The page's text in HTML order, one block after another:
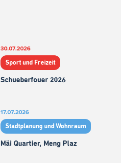
30.07.2026
Sport und Freizeit
Schueberfouer 2026
17.07.2026
Stadtplanung und Wohnraum
Mäi Quartier, Meng Plaz